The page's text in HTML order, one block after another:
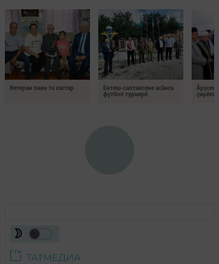
Ветеран паян та хастар
Ентеш-салтаксене асӑнса
футбол турнирӗ
Ăрусен